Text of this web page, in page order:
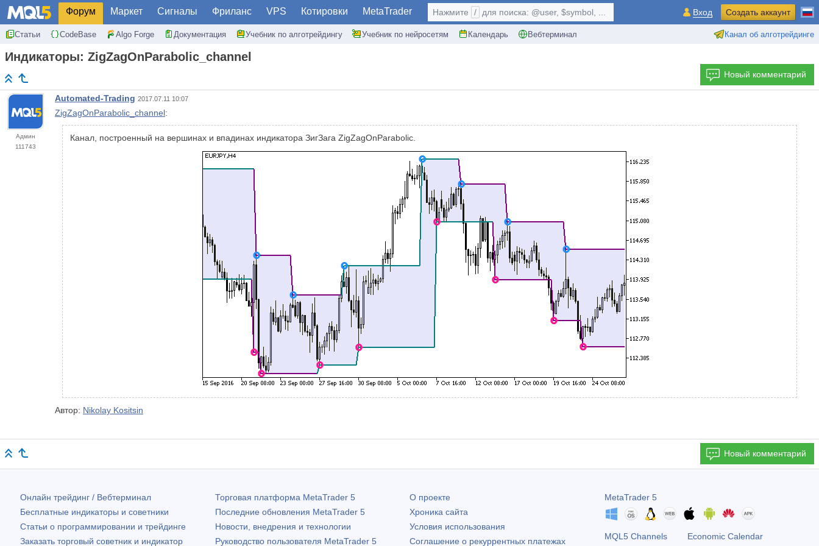
Форум Маркет Сигналы Фриланс VPS Котировки MetaTrader
Статьи CodeBase Algo Forge Документация Учебник по алготрейдингу Учебник по нейросетям Календарь Вебтерминал Канал об алготрейдинге
Нажмите / для поиска: @user, $symbol, ... Вход Создать аккаунт
Индикаторы: ZigZagOnParabolic_channel
Новый комментарий
Админ
111743
Automated-Trading 2017.07.11 10:07
ZigZagOnParabolic_channel:
Канал, построенный на вершинах и впадинах индикатора ЗигЗага ZigZagOnParabolic.
Автор: Nikolay Kositsin
Новый комментарий
Онлайн трейдинг / Вебтерминал
Бесплатные индикаторы и советники
Статьи о программировании и трейдинге
Заказать торговый советник и индикатор
Торговая платформа MetaTrader 5
Последние обновления MetaTrader 5
Новости, внедрения и технологии
Руководство пользователя MetaTrader 5
О проекте
Хроника сайта
Условия использования
Соглашение о рекуррентных платежах
MetaTrader 5
MQL5 Channels Economic Calendar